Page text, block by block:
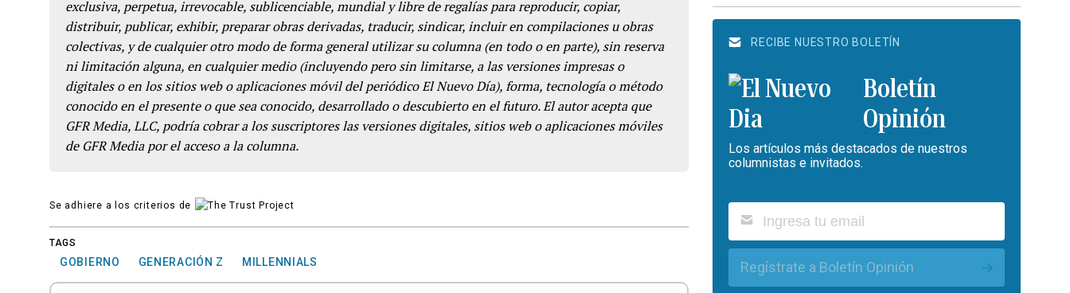
exclusiva, perpetua, irrevocable, sublicenciable, mundial y libre de regalías para reproducir, copiar,
distribuir, publicar, exhibir, preparar obras derivadas, traducir, sindicar, incluir en compilaciones u obras
colectivas, y de cualquier otro modo de forma general utilizar su columna (en todo o en parte), sin reserva
ni limitación alguna, en cualquier medio (incluyendo pero sin limitarse, a las versiones impresas o
digitales o en los sitios web o aplicaciones móvil del periódico El Nuevo Día), forma, tecnología o método
conocido en el presente o que sea conocido, desarrollado o descubierto en el futuro. El autor acepta que
GFR Media, LLC, podría cobrar a los suscriptores las versiones digitales, sitios web o aplicaciones móviles
de GFR Media por el acceso a la columna.
Se adhiere a los criterios de
TAGS
GOBIERNO GENERACIÓN Z MILLENNIALS
RECIBE NUESTRO BOLETÍN
Boletín
Opinión
Los artículos más destacados de nuestros
columnistas e invitados.
Regístrate a Boletín Opinión